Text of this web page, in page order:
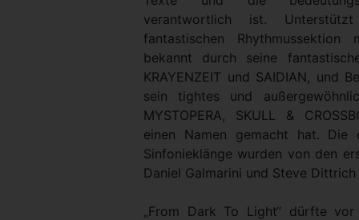
verantwortlich ist.
fantastischen
bekannt durch seine
KRAYENZEIT und SAIDIAN, und
sein tightes und
MYSTOPERA, SKULL &
einen Namen gemacht hat. Die
Sinfonieklänge wurden von den
Daniel Galmarini und Steve
„From Dark To Light“ dürfte